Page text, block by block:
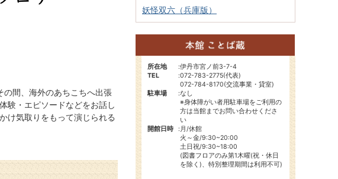
間、海外のあちこちへ出張
験・エピソードなどをお話し
け気取りをもって演じられる
妖怪双六（兵庫版）
所在地 :伊丹市宮ノ前3-7-4
TEL
:072-783-2775(代表)
072-784-8170(交流事業・貸室)
駐車場
:なし
※身体障がい者用駐車場をご利用の
方は当館までお問い合わせくださ
い
開館日時
: 月/休館
火～金/9:30~20:00
土日祝/9:30~18:00
(図書フロアのみ第1木曜(祝・休日
を除く)、特別整理期間は利用不可)